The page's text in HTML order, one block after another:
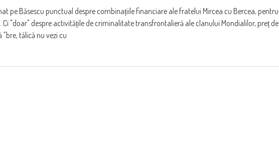
pe Băsescu punctual despre combinațiile financiare ale fratelui Mircea cu Bercea, pentru
Ci "doar" despre activitățile de criminalitate transfrontalieră ale clanului Mondialilor, preț de
tălică nu vezi cu